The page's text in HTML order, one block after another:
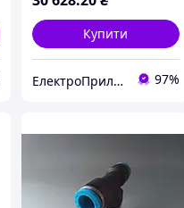
Купити
ЕлектроПриладТехСервіс 97%